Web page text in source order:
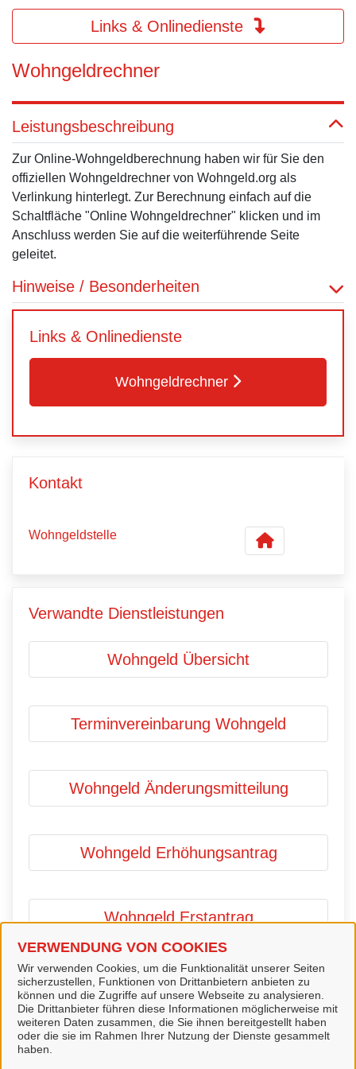
VERWENDUNG VON COOKIES
Wir verwenden Cookies, um die Funktionalität unserer Seiten
sicherzustellen, Funktionen von Drittanbietern anbieten zu
können und die Zugriffe auf unsere Webseite zu analysieren.
Die Drittanbieter führen diese Informationen möglicherweise mit
weiteren Daten zusammen, die Sie ihnen bereitgestellt haben
oder die sie im Rahmen Ihrer Nutzung der Dienste gesammelt
haben.
Links & Onlinedienste
Wohngeldrechner
Leistungsbeschreibung
Zur Online-Wohngeldberechnung haben wir für Sie den
offiziellen Wohngeldrechner von Wohngeld.org als
Verlinkung hinterlegt. Zur Berechnung einfach auf die
Schaltfläche "Online Wohngeldrechner" klicken und im
Anschluss werden Sie auf die weiterführende Seite
geleitet.
Hinweise / Besonderheiten
Links & Onlinedienste
Wohngeldrechner
Kontakt
Wohngeldstelle
Verwandte Dienstleistungen
Wohngeld Übersicht
Terminvereinbarung Wohngeld
Wohngeld Änderungsmitteilung
Wohngeld Erhöhungsantrag
Wohngeld Erstantrag
Wohngeld Unterlagen online
nachreichen